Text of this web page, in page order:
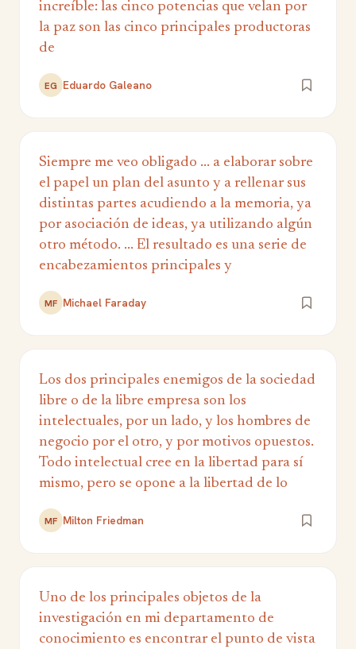
increíble: las cinco potencias que velan por
la paz son las cinco principales productoras
de
EG Eduardo Galeano
Siempre me veo obligado ... a elaborar sobre
el papel un plan del asunto y a rellenar sus
distintas partes acudiendo a la memoria, ya
por asociación de ideas, ya utilizando algún
otro método. ... El resultado es una serie de
encabezamientos principales y
MF Michael Faraday
Los dos principales enemigos de la sociedad
libre o de la libre empresa son los
intelectuales, por un lado, y los hombres de
negocio por el otro, y por motivos opuestos.
Todo intelectual cree en la libertad para sí
mismo, pero se opone a la libertad de lo
MF Milton Friedman
Uno de los principales objetos de la
investigación en mi departamento de
conocimiento es encontrar el punto de vista